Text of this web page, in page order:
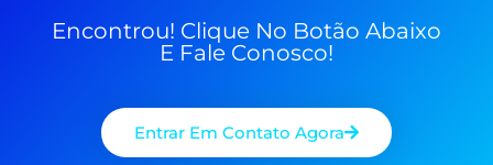
Encontrou! Clique No Botão Abaixo
E Fale Conosco!
Entrar Em Contato Agora